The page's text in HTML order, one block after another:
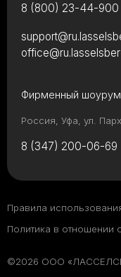
8 (800) 23-44-900
Фирменный
Россия, Уфа, ул.
8 (347) 200-06-69
©2026 ООО
Правила
Политика в отношении